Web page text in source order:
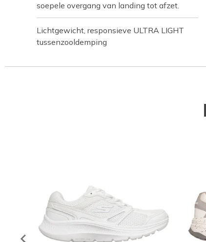
soepele overgang van landing tot afzet.
Lichtgewicht, responsieve ULTRA LIGHT
tussenzooldemping